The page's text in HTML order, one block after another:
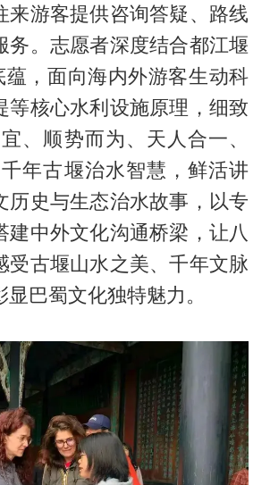
来游客提供咨询答疑、路线
务。志愿者深度结合都江堰
蕴，面向海内外游客生动科
等核心水利设施原理，细致
、顺势而为、天人合一、
年古堰治水智慧，鲜活讲
历史与生态治水故事，以专
建中外文化沟通桥梁，让八
受古堰山水之美、千年文脉
巴蜀文化独特魅力。